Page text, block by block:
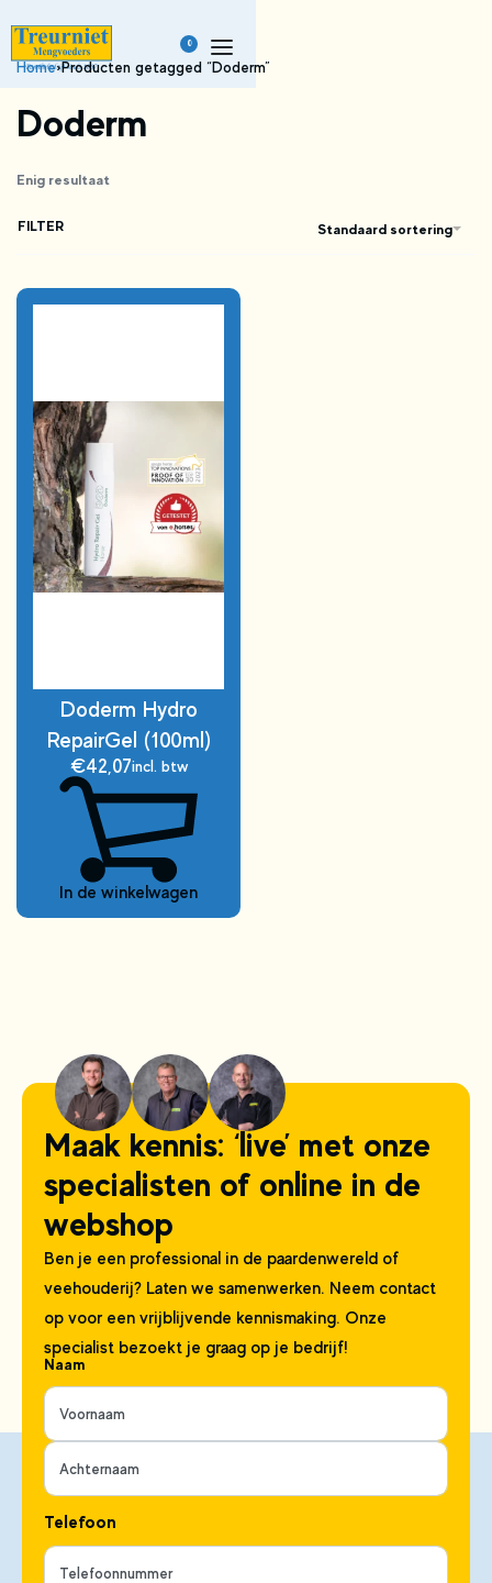
0
Home›Producten getagged “Doderm”
Doderm
Enig resultaat
Standaard sortering
FILTER
Doderm Hydro
RepairGel (100ml)
€42,07incl. btw
In de winkelwagen
Maak kennis: ‘live’ met onze
specialisten of online in de
webshop
Ben je een professional in de paardenwereld of
veehouderij? Laten we samenwerken. Neem contact
op voor een vrijblijvende kennismaking. Onze
specialist bezoekt je graag op je bedrijf!
Naam
Telefoon